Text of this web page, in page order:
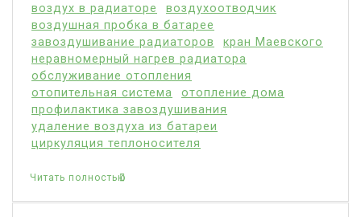
воздух в радиаторе
воздухоотводчик
воздушная пробка в батарее
завоздушивание радиаторов
кран Маевского
неравномерный нагрев радиатора
обслуживание отопления
отопительная система
отопление дома
профилактика завоздушивания
удаление воздуха из батареи
циркуляция теплоносителя
Читать полностью